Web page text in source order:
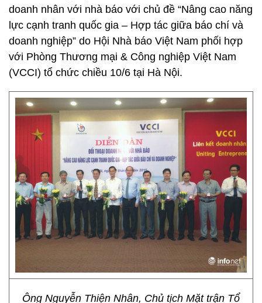
doanh nhân với nhà báo với chủ đề “Nâng cao năng
lực cạnh tranh quốc gia – Hợp tác giữa báo chí và
doanh nghiệp” do Hội Nhà báo Việt Nam phối hợp
với Phòng Thương mại & Công nghiệp Việt Nam
(VCCI) tổ chức chiều 10/6 tại Hà Nội.
Ông Nguyễn Thiện Nhân, Chủ tịch Mặt trận Tổ